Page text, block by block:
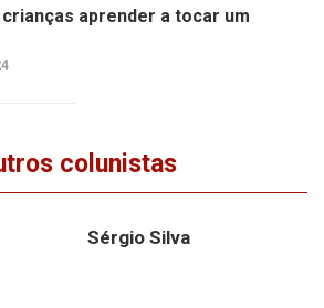
aprender a tocar um
colunistas
Sérgio Silva